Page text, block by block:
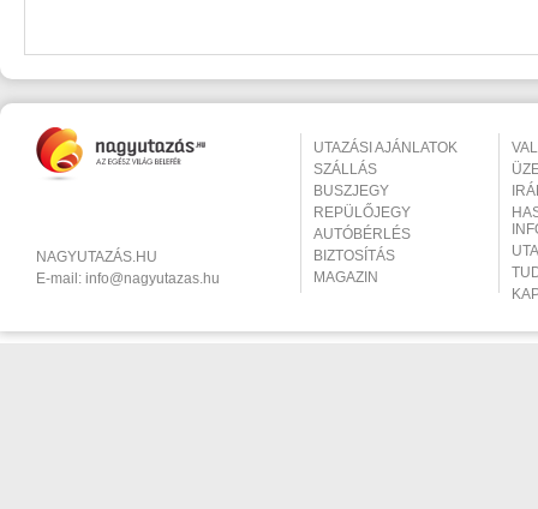
NAGYUTAZÁS.HU
E-mail: info@nagyutazas.hu
UTAZÁSI AJÁNLATOK
SZÁLLÁS
BUSZJEGY
REPÜLŐJEGY
AUTÓBÉRLÉS
BIZTOSÍTÁS
MAGAZIN